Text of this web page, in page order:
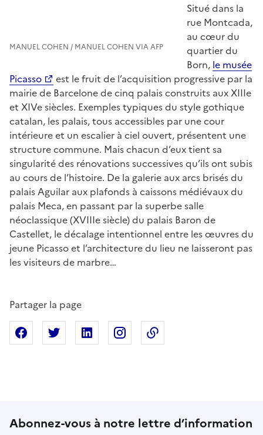
MANUEL COHEN / MANUEL COHEN VIA AFP
Situé dans la
rue Montcada,
au cœur du
quartier du
Born, le musée
Picasso
est le fruit de l’acquisition progressive par la
mairie de Barcelone de cinq palais construits aux XIIIe
et XIVe siècles. Exemples typiques du style gothique
catalan, les palais, tous accessibles par une cour
intérieure et un escalier à ciel ouvert, présentent une
structure commune. Mais chacun d’eux tient sa
singularité des rénovations successives qu’ils ont subis
au cours de l’histoire. De la galerie aux arcs brisés du
palais Aguilar aux plafonds à caissons médiévaux du
palais Meca, en passant par la superbe salle
néoclassique (XVIIIe siècle) du palais Baron de
Castellet, le décalage intentionnel entre les œuvres du
jeune Picasso et l’architecture du lieu ne laisseront pas
les visiteurs de marbre…
Partager la page
Partager sur Facebook
Partager sur XPartager sur Linkedin
Partager sur Instagram
Abonnez-vous à notre lettre d’information